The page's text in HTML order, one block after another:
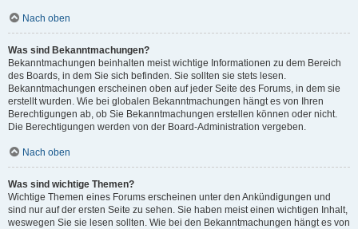
Nach oben
Was sind Bekanntmachungen?
Bekanntmachungen beinhalten meist wichtige Informationen zu dem Bereich
des Boards, in dem Sie sich befinden. Sie sollten sie stets lesen.
Bekanntmachungen erscheinen oben auf jeder Seite des Forums, in dem sie
erstellt wurden. Wie bei globalen Bekanntmachungen hängt es von Ihren
Berechtigungen ab, ob Sie Bekanntmachungen erstellen können oder nicht.
Die Berechtigungen werden von der Board-Administration vergeben.
Nach oben
Was sind wichtige Themen?
Wichtige Themen eines Forums erscheinen unter den Ankündigungen und
sind nur auf der ersten Seite zu sehen. Sie haben meist einen wichtigen Inhalt,
weswegen Sie sie lesen sollten. Wie bei den Bekanntmachungen hängt es von